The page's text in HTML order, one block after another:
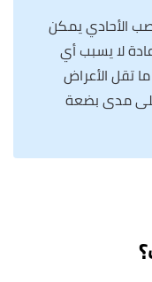
الأحادي يمكن
لا يسبب أي
تقل الأعراض
مدى بضعة